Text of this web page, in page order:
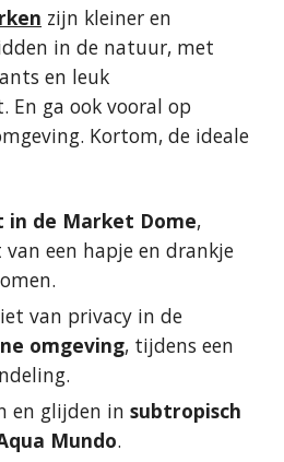
zijn kleiner en
in de natuur, met
en leuk
ga ook vooral op
Kortom, de ideale
in de Market Dome,
een hapje en drankje
van privacy in de
omgeving, tijdens een
en glijden insubtropisch
Mundo.